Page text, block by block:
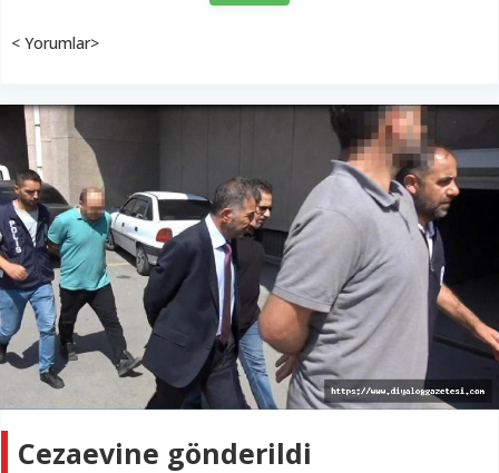
< Yorumlar>
Cezaevine gönderildi